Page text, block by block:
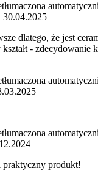
30.04.2025
dlatego, że jest
- zdecydowanie
produkt!